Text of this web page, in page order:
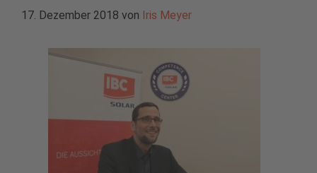
17. Dezember 2018 von Iris Meyer